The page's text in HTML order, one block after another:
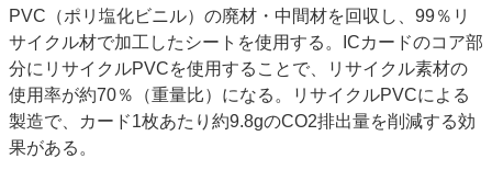
案内
発刊案内
JFPI印刷用語集 印刷機材年鑑
運営
会社案内
お問い合わせ
PVC（ポリ塩化ビニル）の廃材・中間材を回収し、99％リ
サイクル材で加工したシートを使用する。ICカードのコア部
分にリサイクルPVCを使用することで、リサイクル素材の
使用率が約70％（重量比）になる。リサイクルPVCによる
製造で、カード1枚あたり約9.8gのCO2排出量を削減する効
果がある。